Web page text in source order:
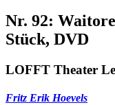
Nr. 92:
Stück, DVD
LOFFT Theater
Fritz Erik Hoevels